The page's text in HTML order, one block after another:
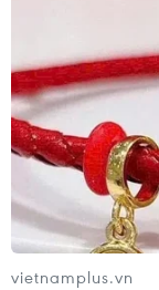
vietnamplus.vn